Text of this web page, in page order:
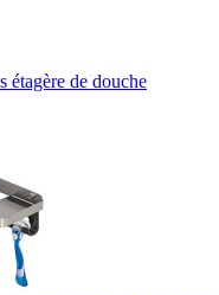
étagère de douche